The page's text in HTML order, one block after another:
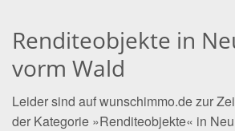
Renditeobjekte in
vorm Wald
Leider sind auf wunschimmo.de zur
der Kategorie »Renditeobjekte« in